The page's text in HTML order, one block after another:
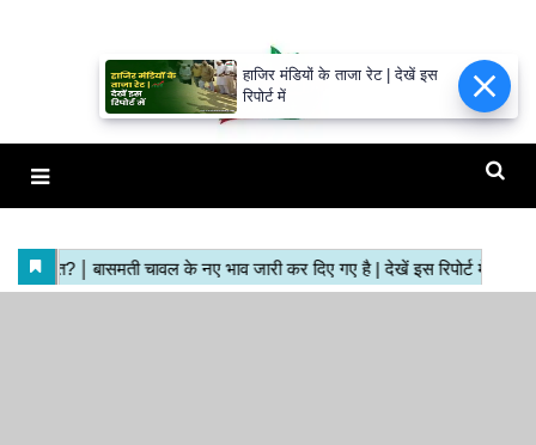
हाजिर मंडियों के ताजा रेट | देखें इस
रिपोर्ट में